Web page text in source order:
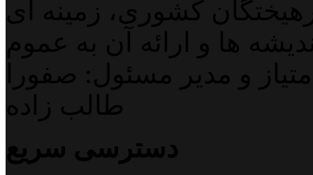
کشوری، زمینه ای
ها و ارائه آن به عموم
و مدیر مسئول: صفورا
طالب زاده
دسترسی سریع